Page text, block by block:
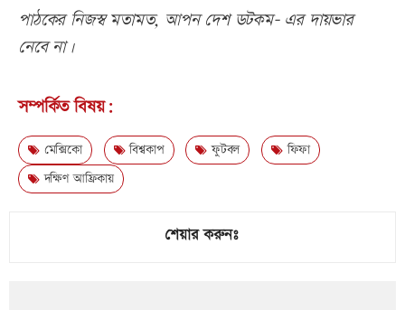
পাঠকের নিজস্ব মতামত, আপন দেশ ডটকম- এর দায়ভার
নেবে না।
সম্পর্কিত বিষয়:
মেক্সিকো বিশ্বকাপ ফুটবল
ফিফা
দক্ষিণ আফ্রিকায়
শেয়ার করুনঃ